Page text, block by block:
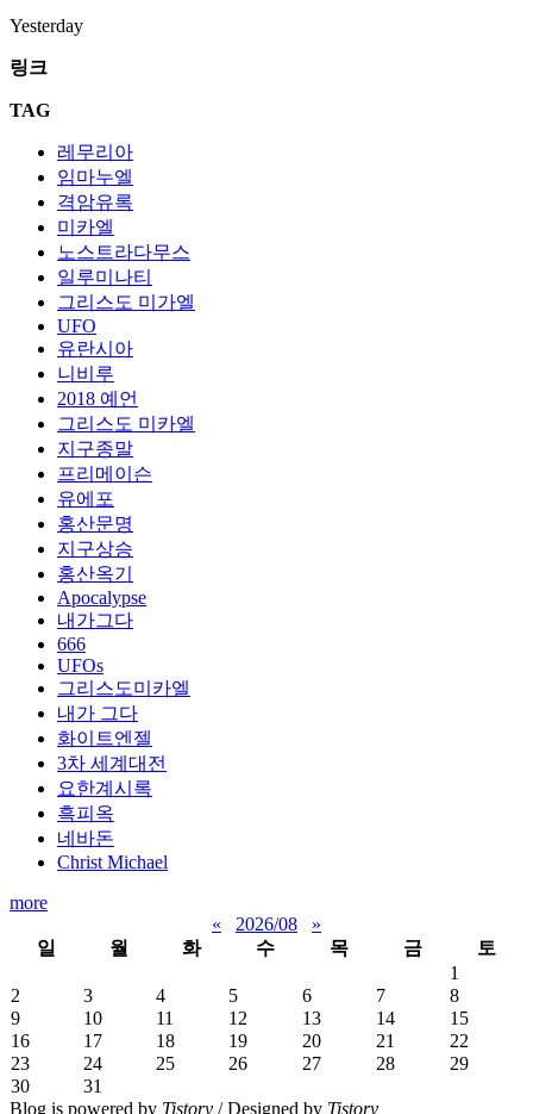
Yesterday
링크
TAG
레무리아
임마누엘
격암유록
미카엘
노스트라다무스
일루미나티
그리스도 미가엘
UFO
유란시아
니비루
2018 예언
그리스도 미카엘
지구종말
프리메이슨
유에포
홍산문명
지구상승
홍산옥기
Apocalypse
내가그다
666
UFOs
그리스도미카엘
내가 그다
화이트엔젤
3차 세계대전
요한계시록
흑피옥
네바돈
Christ Michael
more
«
2026/08
»
일
월 화 수 목 금
토
1
2
3 4 5 6 7
8
9
10 11 12 13 14
15
16
17 18 19 20 21
22
23
24 25 26 27 28
29
30
31
Blog is powered by Tistory / Designed by Tistory